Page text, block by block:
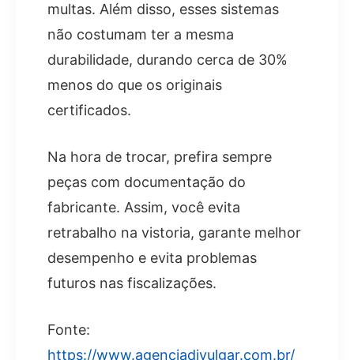
multas. Além disso, esses sistemas
não costumam ter a mesma
durabilidade, durando cerca de 30%
menos do que os originais
certificados.
Na hora de trocar, prefira sempre
peças com documentação do
fabricante. Assim, você evita
retrabalho na vistoria, garante melhor
desempenho e evita problemas
futuros nas fiscalizações.
Fonte:
https://www.agenciadivulgar.com.br/